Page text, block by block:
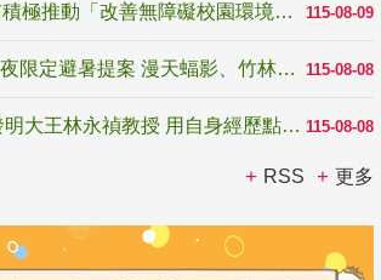
115-08-09
國教署補助22縣市積極推動「改善無障礙校園環境計畫」 打造友善、安全、無礙學習空間
115-08-08
青年壯遊點精選夏夜限定避暑提案 漫天蝠影、竹林尋蛙、茶香夜觀 邀青年暮色出發
115-08-08
教育家人物典範 發明大王林永禎教授 用自身經歷點亮學生的路
RSS 更多